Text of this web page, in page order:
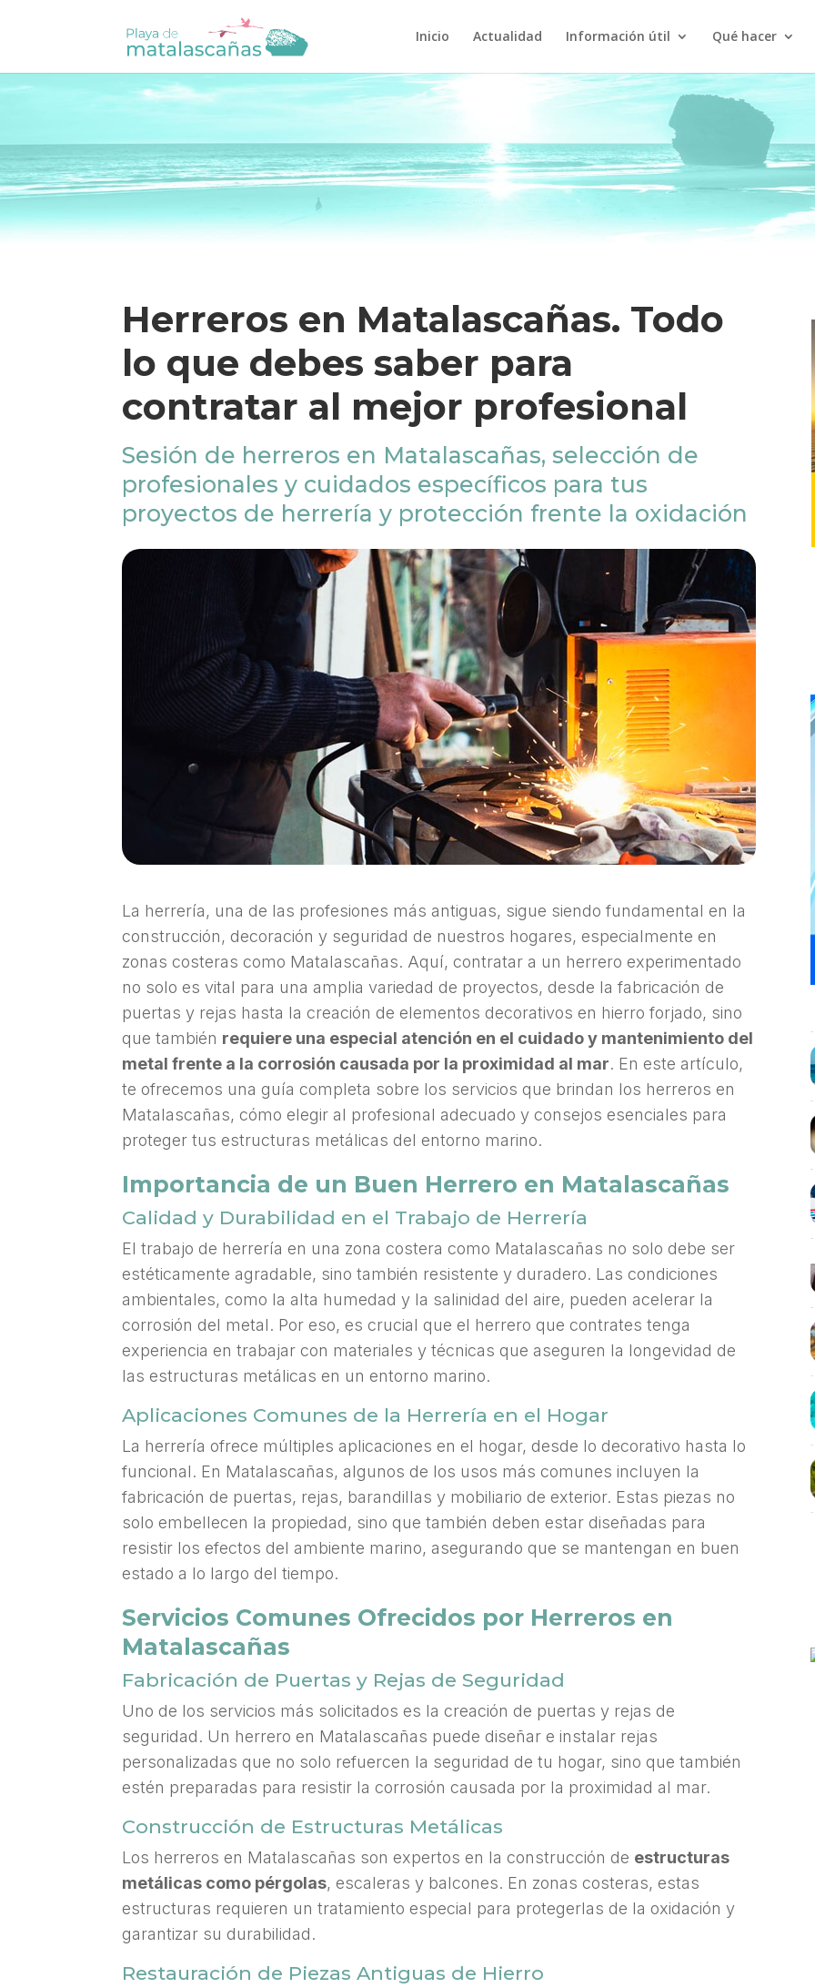
Inicio Actualidad Información útil Qué hacer
Herreros en Matalascañas. Todo
lo que debes saber para
contratar al mejor profesional
Sesión de herreros en Matalascañas, selección de
profesionales y cuidados específicos para tus
proyectos de herrería y protección frente la oxidación
La herrería, una de las profesiones más antiguas, sigue siendo fundamental en la
construcción, decoración y seguridad de nuestros hogares, especialmente en
zonas costeras como Matalascañas. Aquí, contratar a un herrero experimentado
no solo es vital para una amplia variedad de proyectos, desde la fabricación de
puertas y rejas hasta la creación de elementos decorativos en hierro forjado, sino
que también requiere una especial atención en el cuidado y mantenimiento del
metal frente a la corrosión causada por la proximidad al mar. En este artículo,
te ofrecemos una guía completa sobre los servicios que brindan los herreros en
Matalascañas, cómo elegir al profesional adecuado y consejos esenciales para
proteger tus estructuras metálicas del entorno marino.
Importancia de un Buen Herrero en Matalascañas
Calidad y Durabilidad en el Trabajo de Herrería
El trabajo de herrería en una zona costera como Matalascañas no solo debe ser
estéticamente agradable, sino también resistente y duradero. Las condiciones
ambientales, como la alta humedad y la salinidad del aire, pueden acelerar la
corrosión del metal. Por eso, es crucial que el herrero que contrates tenga
experiencia en trabajar con materiales y técnicas que aseguren la longevidad de
las estructuras metálicas en un entorno marino.
Aplicaciones Comunes de la Herrería en el Hogar
La herrería ofrece múltiples aplicaciones en el hogar, desde lo decorativo hasta lo
funcional. En Matalascañas, algunos de los usos más comunes incluyen la
fabricación de puertas, rejas, barandillas y mobiliario de exterior. Estas piezas no
solo embellecen la propiedad, sino que también deben estar diseñadas para
resistir los efectos del ambiente marino, asegurando que se mantengan en buen
estado a lo largo del tiempo.
Servicios Comunes Ofrecidos por Herreros en
Matalascañas
Fabricación de Puertas y Rejas de Seguridad
Uno de los servicios más solicitados es la creación de puertas y rejas de
seguridad. Un herrero en Matalascañas puede diseñar e instalar rejas
personalizadas que no solo refuercen la seguridad de tu hogar, sino que también
estén preparadas para resistir la corrosión causada por la proximidad al mar.
Construcción de Estructuras Metálicas
Los herreros en Matalascañas son expertos en la construcción de estructuras
metálicas como pérgolas, escaleras y balcones. En zonas costeras, estas
estructuras requieren un tratamiento especial para protegerlas de la oxidación y
garantizar su durabilidad.
Restauración de Piezas Antiguas de Hierro